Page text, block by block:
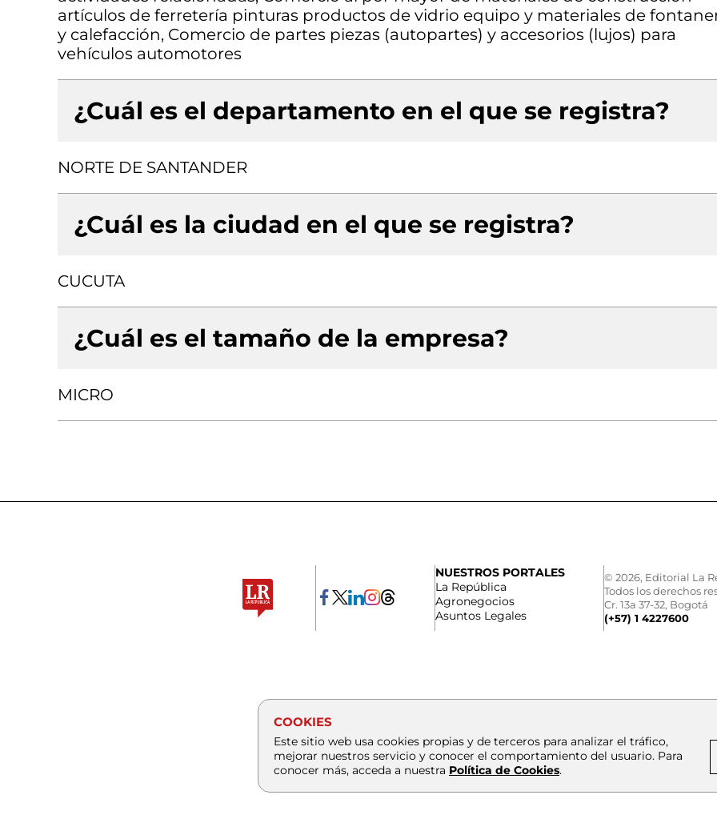
artículos de ferretería pinturas productos de vidrio equipo y materiales de
y calefacción, Comercio de partes piezas (autopartes) y accesorios (lujos) para
vehículos automotores
¿Cuál es el departamento en el que se registra?
NORTE DE SANTANDER
¿Cuál es la ciudad en el que se registra?
CUCUTA
¿Cuál es el tamaño de la empresa?
MICRO
NUESTROS PORTALES
La República
Agronegocios
Asuntos Legales
© 2026, Editorial La
Todos los derechos
Cr. 13a 37-32, Bogotá
(+57) 1 4227600
COOKIES
Este sitio web usa cookies propias y de terceros para analizar el tráfico,
mejorar nuestros servicio y conocer el comportamiento del usuario. Para
conocer más, acceda a nuestra Política de Cookies.